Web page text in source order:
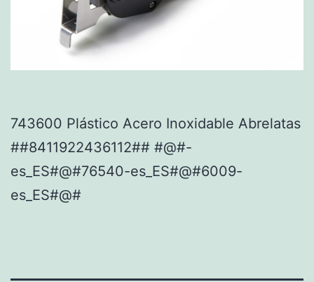
743600 Plástico Acero Inoxidable Abrelatas
##8411922436112## #@#-
es_ES#@#76540-es_ES#@#6009-
es_ES#@#